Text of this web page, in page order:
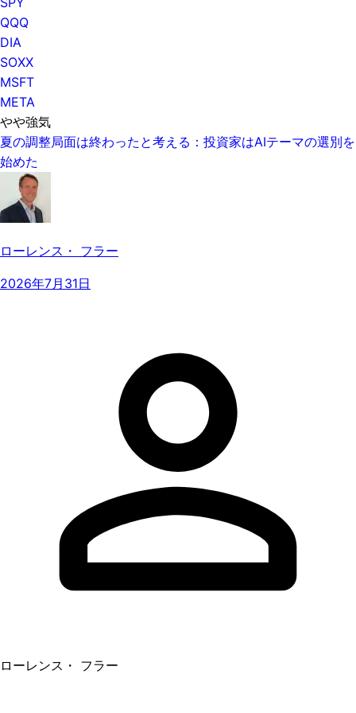
QQQ
DIA
SOXX
MSFT
META
やや強気
夏の調整局面は終わったと考える：投資家はAIテーマの選別を
始めた
ローレンス・ フラー
2026年7月31日
ローレンス・ フラー